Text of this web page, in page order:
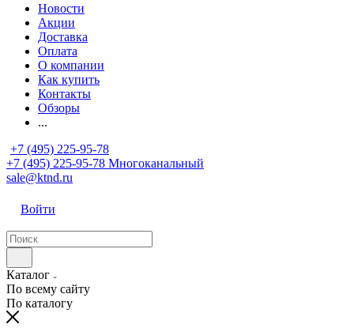
Новости
Акции
Доставка
Оплата
О компании
Как купить
Контакты
Обзоры
...
+7 (495) 225-95-78
+7 (495) 225-95-78 Многоканальный
sale@ktnd.ru
Войти
Каталог
По всему сайту
По каталогу